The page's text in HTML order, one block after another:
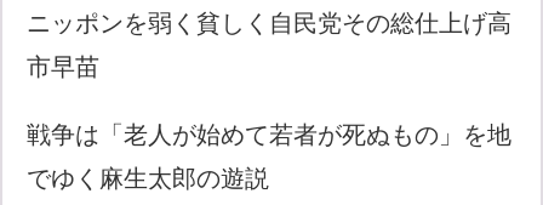
ニッポンを弱く貧しく自民党その総仕上げ高
市早苗
戦争は「老人が始めて若者が死ぬもの」を地
でゆく麻生太郎の遊説